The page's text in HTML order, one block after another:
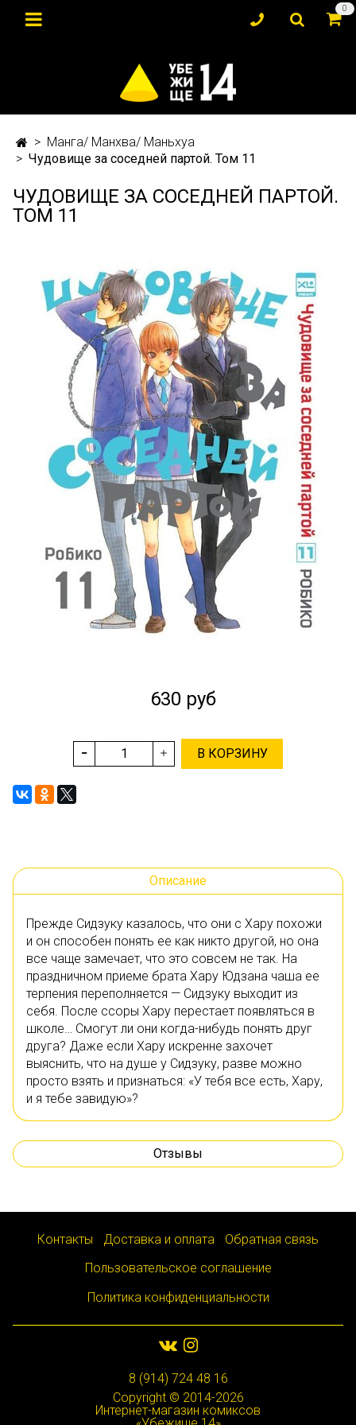
0
Манга/ Манхва/ Маньхуа
Чудовище за соседней партой. Том 11
ЧУДОВИЩЕ ЗА СОСЕДНЕЙ ПАРТОЙ.
ТОМ 11
630 руб
В КОРЗИНУ
Описание
Прежде Сидзуку казалось, что они с Хару похожи
и он способен понять ее как никто другой, но она
все чаще замечает, что это совсем не так. На
праздничном приеме брата Хару Юдзана чаша ее
терпения переполняется — Сидзуку выходит из
себя. После ссоры Хару перестает появляться в
школе… Смогут ли они когда-нибудь понять друг
друга? Даже если Хару искренне захочет
выяснить, что на душе у Сидзуку, разве можно
просто взять и признаться: «У тебя все есть, Хару,
и я тебе завидую»?
Отзывы
Контакты Доставка и оплата
Обратная связь
Пользовательское соглашение
Политика конфиденциальности
8 (914) 724 48 16
Copyright © 2014-2026
Интернет-магазин комиксов